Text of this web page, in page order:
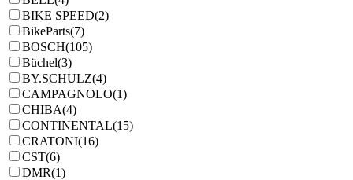
BIKE SPEED(2)
BikeParts(7)
BOSCH(105)
Büchel(3)
BY.SCHULZ(4)
CAMPAGNOLO(1)
CHIBA(4)
CONTINENTAL(15)
CRATONI(16)
CST(6)
DMR(1)